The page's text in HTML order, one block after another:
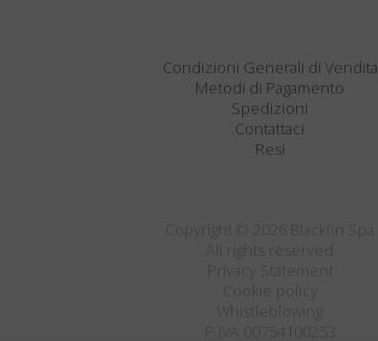
Condizioni Generali di Vendita
Metodi di Pagamento
Spedizioni
Contattaci
Resi
Privacy Statement